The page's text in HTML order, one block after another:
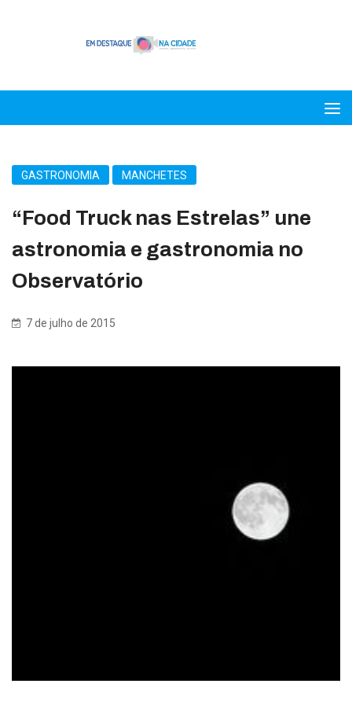
GASTRONOMIA MANCHETES
“Food Truck nas Estrelas” une
astronomia e gastronomia no
Observatório
7 de julho de 2015